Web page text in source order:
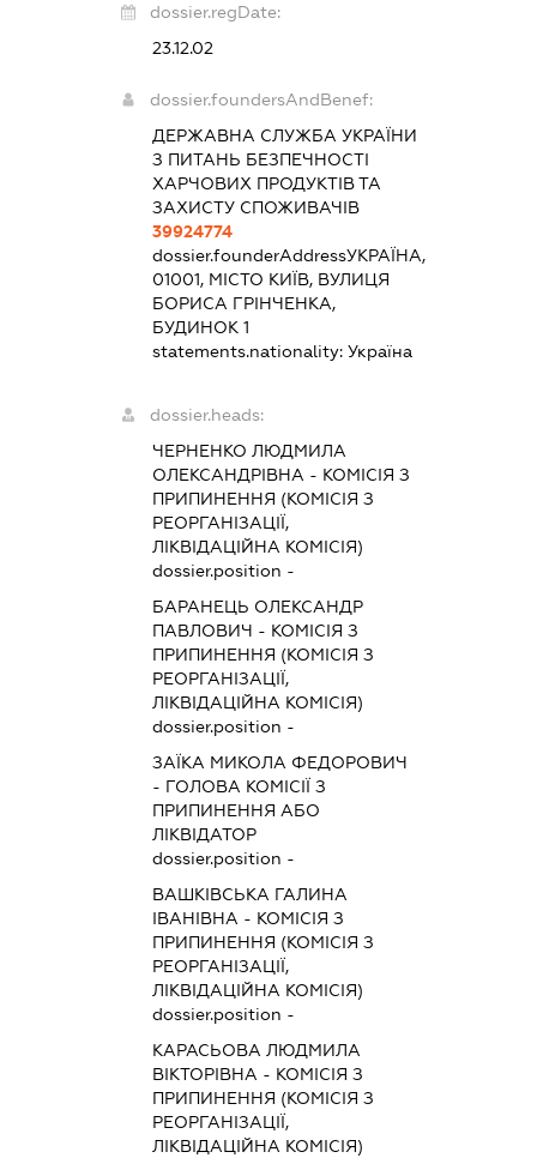
dossier.regDate:
23.12.02
dossier.foundersAndBenef:
ДЕРЖАВНА СЛУЖБА УКРАЇНИ
З ПИТАНЬ БЕЗПЕЧНОСТІ
ХАРЧОВИХ ПРОДУКТІВ ТА
ЗАХИСТУ СПОЖИВАЧІВ
39924774
dossier.founderAddressУКРАЇНА,
01001, МІСТО КИЇВ, ВУЛИЦЯ
БОРИСА ГРІНЧЕНКА,
БУДИНОК 1
statements.nationality: Україна
dossier.heads:
ЧЕРНЕНКО ЛЮДМИЛА
ОЛЕКСАНДРІВНА - КОМІСІЯ З
ПРИПИНЕННЯ (КОМІСІЯ З
РЕОРГАНІЗАЦІЇ,
ЛІКВІДАЦІЙНА КОМІСІЯ)
dossier.position -
БАРАНЕЦЬ ОЛЕКСАНДР
ПАВЛОВИЧ - КОМІСІЯ З
ПРИПИНЕННЯ (КОМІСІЯ З
РЕОРГАНІЗАЦІЇ,
ЛІКВІДАЦІЙНА КОМІСІЯ)
dossier.position -
ЗАЇКА МИКОЛА ФЕДОРОВИЧ
- ГОЛОВА КОМІСІЇ З
ПРИПИНЕННЯ АБО
ЛІКВІДАТОР
dossier.position -
ВАШКІВСЬКА ГАЛИНА
ІВАНІВНА - КОМІСІЯ З
ПРИПИНЕННЯ (КОМІСІЯ З
РЕОРГАНІЗАЦІЇ,
ЛІКВІДАЦІЙНА КОМІСІЯ)
dossier.position -
КАРАСЬОВА ЛЮДМИЛА
ВІКТОРІВНА - КОМІСІЯ З
ПРИПИНЕННЯ (КОМІСІЯ З
РЕОРГАНІЗАЦІЇ,
ЛІКВІДАЦІЙНА КОМІСІЯ)